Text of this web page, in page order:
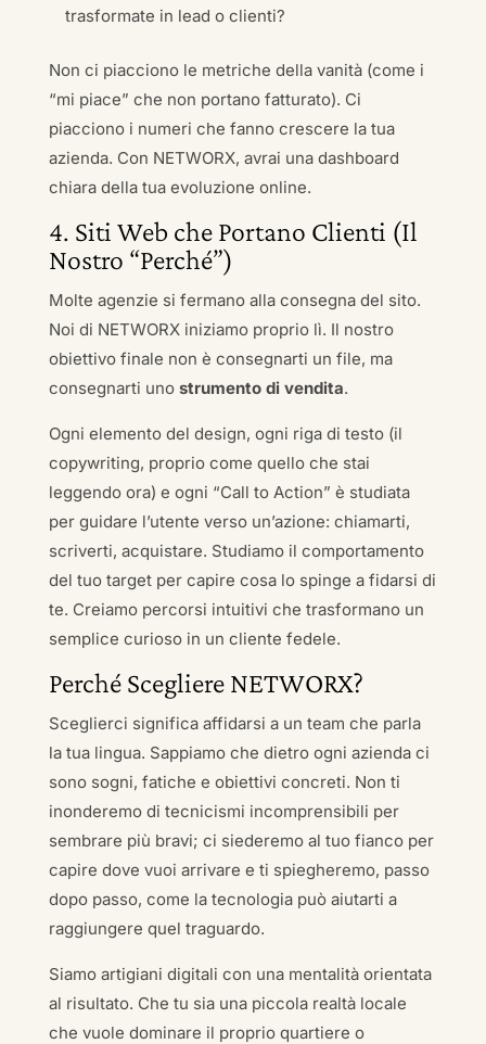
trasformate in lead o clienti?
Non ci piacciono le metriche della vanità (come i
“mi piace” che non portano fatturato). Ci
piacciono i numeri che fanno crescere la tua
azienda. Con NETWORX, avrai una dashboard
chiara della tua evoluzione online.
4. Siti Web che Portano Clienti (Il
Nostro “Perché”)
Molte agenzie si fermano alla consegna del sito.
Noi di NETWORX iniziamo proprio lì. Il nostro
obiettivo finale non è consegnarti un file, ma
consegnarti uno strumento di vendita.
Ogni elemento del design, ogni riga di testo (il
copywriting, proprio come quello che stai
leggendo ora) e ogni “Call to Action” è studiata
per guidare l’utente verso un’azione: chiamarti,
scriverti, acquistare. Studiamo il comportamento
del tuo target per capire cosa lo spinge a fidarsi di
te. Creiamo percorsi intuitivi che trasformano un
semplice curioso in un cliente fedele.
Perché Scegliere NETWORX?
Sceglierci significa affidarsi a un team che parla
la tua lingua. Sappiamo che dietro ogni azienda ci
sono sogni, fatiche e obiettivi concreti. Non ti
inonderemo di tecnicismi incomprensibili per
sembrare più bravi; ci siederemo al tuo fianco per
capire dove vuoi arrivare e ti spiegheremo, passo
dopo passo, come la tecnologia può aiutarti a
raggiungere quel traguardo.
Siamo artigiani digitali con una mentalità orientata
al risultato. Che tu sia una piccola realtà locale
che vuole dominare il proprio quartiere o